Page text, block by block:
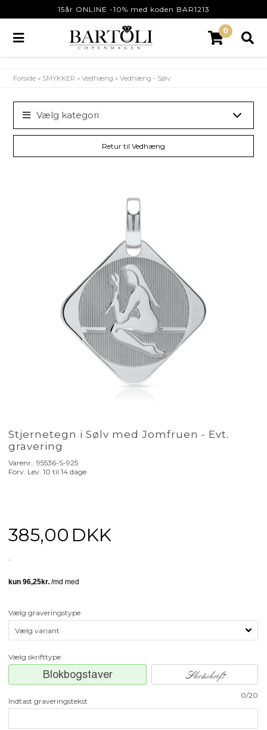
15år ONLINE -10% med koden BAR1213
0
Forside » SMYKKER »Vedhæng »Vedhæng - Sølv
Vælg kategori
Retur til Vedhæng
Stjernetegn i Sølv med Jomfruen - Evt.
gravering
Varenr.:95536-S-925
Forv. Lev. 10 til 14 dage
385,00 DKK
Vælg graveringstype
Vælg skrifttype
Blokbogstaver Skråskrift
0/20
Indtast graveringstekst